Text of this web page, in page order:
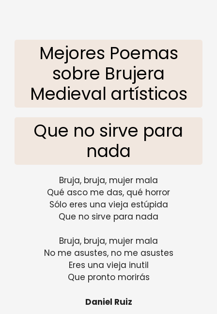
Mejores Poemas
sobre Brujera
Medieval artísticos
Que no sirve para
nada
Bruja, bruja, mujer mala
Qué asco me das, qué horror
Sólo eres una vieja estúpida
Que no sirve para nada
Bruja, bruja, mujer mala
No me asustes, no me asustes
Eres una vieja inutil
Que pronto morirás
Daniel Ruiz